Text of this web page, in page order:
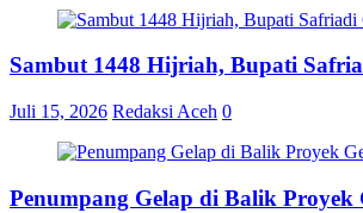
Sambut 1448 Hijriah, Bupati
Juli 15, 2026 Redaksi Aceh 0
Penumpang Gelap di Balik